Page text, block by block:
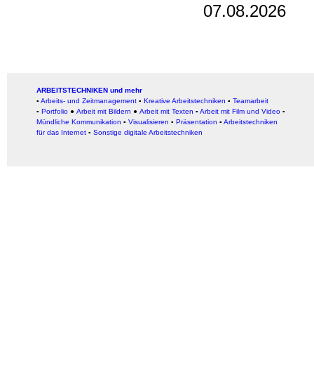
07.08.2026
ARBEITSTECHNIKEN und mehr
▪ Arbeits- und Zeitmanagement ▪ Kreative Arbeitstechniken ▪ Teamarbeit
▪ Portfolio ● Arbeit mit Bildern ● Arbeit mit Texten ▪ Arbeit mit Film und Video ▪
Mündliche Kommunikation ▪ Visualisieren ▪ Präsentation ▪ Arbeitstechniken
für das Internet ▪ Sonstige digitale Arbeitstechniken